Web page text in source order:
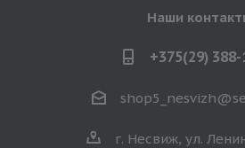
Наши
+375(29) 388-
г. Несвиж, ул.